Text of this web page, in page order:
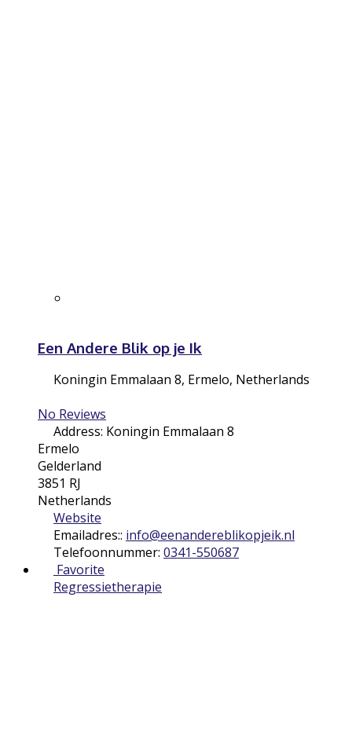
Een Andere Blik op je Ik
Koningin Emmalaan 8, Ermelo, Netherlands
No Reviews
Address: Koningin Emmalaan 8
Ermelo
Gelderland
3851 RJ
Netherlands
Website
Emailadres:: info@eenandereblikopjeik.nl
Telefoonnummer: 0341-550687
Favorite
Regressietherapie